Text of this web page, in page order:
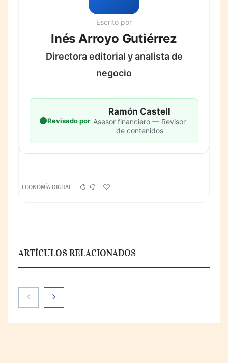
Escrito por
Inés Arroyo Gutiérrez
Directora editorial y analista de
negocio
Revisado por
Ramón Castell
Asesor financiero — Revisor
de contenidos
ECONOMÍA DIGITAL
ARTÍCULOS RELACIONADOS